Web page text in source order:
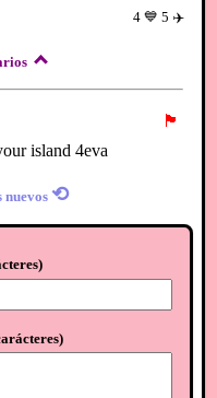
4💙 5 ✈️
🏴
island 4eva
⟲
)
)